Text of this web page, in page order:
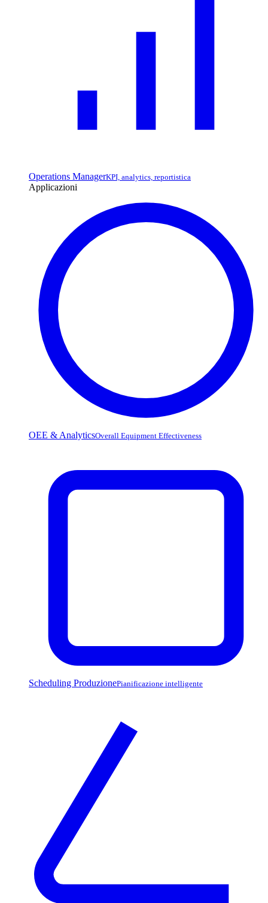
Operations ManagerKPI, analytics, reportistica
Applicazioni
OEE & AnalyticsOverall Equipment Effectiveness
Scheduling ProduzionePianificazione intelligente